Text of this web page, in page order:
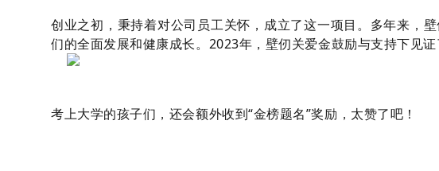
创业之初，秉持着对公司员工关怀，成立了这一项目。多年来，
们的全面发展和健康成长。2023年，壁仞关爱金鼓励与支持下见证
考上大学的孩子们，还会额外收到“金榜题名”奖励，太赞了吧！